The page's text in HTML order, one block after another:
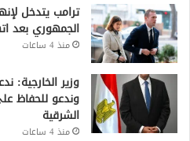
ترامب يتدخل
الجمهوري بعد
منذ 4 ساعات
وزير الخارجية:
وندعو للحفاظ
الشرقية
منذ 4 ساعات